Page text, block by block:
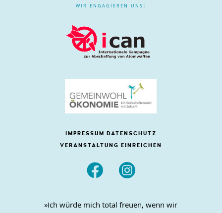
wir engagieren uns:
IMPRESSUM
DATENSCHUTZ
VERANSTALTUNG EINREICHEN
 
»Ich würde mich total freuen, wenn wir